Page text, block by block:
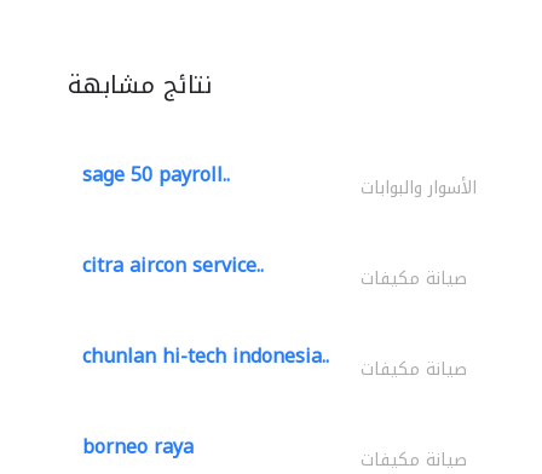
نتائج مشابهة
sage 50 payroll.. الأسوار والبوابات
citra aircon service.. صيانة مكيفات
chunlan hi-tech indonesia.. صيانة مكيفات
borneo raya صيانة مكيفات